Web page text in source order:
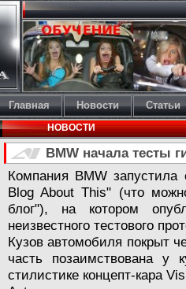
Главная Новости Статьи
НОВОСТИ
BMW начала тесты
Компания BMW
Blog About This" (что
блог"), на котором
неизвестного тестового
Кузов автомобиля покрыт
часть позаимствована у
стилистике концепт-кара